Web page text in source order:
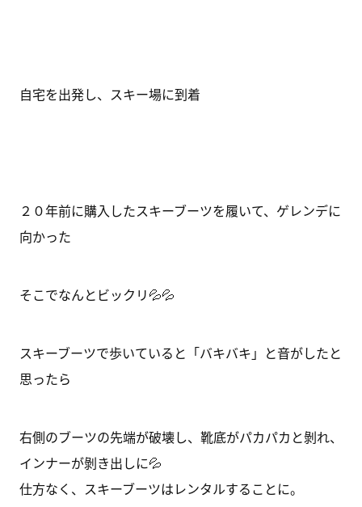
自宅を出発し、スキー場に到着
２０年前に購入したスキーブーツを履いて、ゲレンデに
向かった
そこでなんとビックリ💦💦
スキーブーツで歩いていると「バキバキ」と音がしたと
思ったら
右側のブーツの先端が破壊し、靴底がパカパカと剝れ、
インナーが剝き出しに💦
仕方なく、スキーブーツはレンタルすることに。